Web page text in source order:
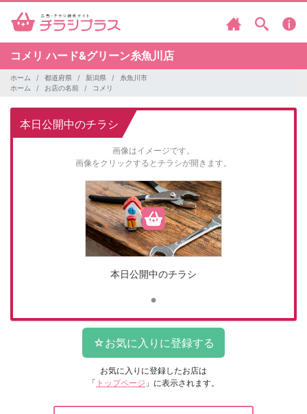
コメリハード&グリーン糸魚川店
ホーム 都道府県 新潟県
糸魚川市
ホーム
お店の名前 コメリ
本日公開中のチラシ
画像はイメージです。
画像をクリックするとチラシが開きます。
本日公開中のチラシ
お気に入りに登録したお店は
「 トップページ 」に表示されます。